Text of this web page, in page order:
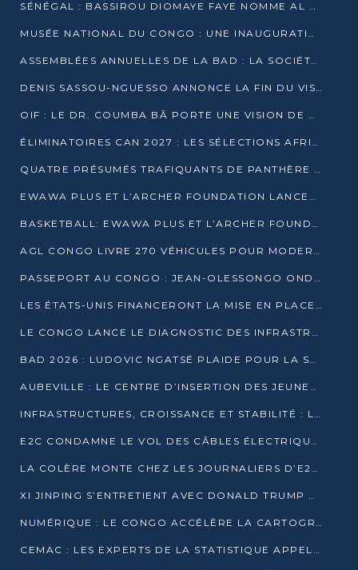
SÉNÉGAL : BASSIROU DIOMAYE FAYE NOMME AL AMINOU LÔ PREMIER MINISTRE
MUSÉE NATIONAL DU CONGO : UNE INAUGURATION PORTEUSE D’ESPOIR POUR LA CULTURE
ASSEMBLÉES ANNUELLES DE LA BAD : LA SOCIÉTÉ CIVILE CONGOLAISE À LA RECHERCHE DE PARTENAIRES POUR SES PROJETS
DENIS SASSOU-NGUESSO ANNONCE LA FIN DU VISA POUR LES AFRICAINS EN 2027
OIF : LE DR. COUMBA BÂ PORTE UNE VISION DE DIALOGUE, DE STABILITÉ ET DE RÉFORME À LA TÊTE
ÉLIMINATOIRES CAN 2027 : LES SÉLECTIONS AFRICAINES CONNAISSENT LEURS ADVERSAIRES
QUATRE PRÉSUMÉS TRAFIQUANTS DE PANTHÈRE ARRÊTÉS À EWO
EWAWA PLUS ET L’ARCHER FOUNDATION LANCENT UN CAMP DE BASKET POUR LES JEUNES À BRAZZAVILLE
BASKETBALL: EWAWA PLUS ET L’ARCHER FOUNDATION LANCENT UN CAMP POUR LES JEUNES
AGL CONGO LIVRE 270 VÉHICULES POUR MODERNISER LE TRANSPORT URBAIN
PASSEPORT AU CONGO : JEAN-OLESSONGO ONDAYE VEUT METTRE FIN AUX LENTEURS ADMINISTRATIVES
LES ÉTATS-UNIS FINANCERONT LA MISE EN PLACE DE JUSQU’À 50 CLINIQUES DE LUTTE CONTRE L’EBOLA
LE CONGO LANCE LE DIAGNOSTIC DES INFRASTRUCTURES SPORTIVES DU COMPLEXE DE KINTÉLÉ
BAD 2026 : LUDOVIC NGATSÉ PLAIDE POUR LA SOUVERAINETÉ FINANCIÈRE AFRICAINE
AUBEVILLE : LE CENTRE D’INSERTION DES JEUNES PRÊT À OUVRIR SES PORTES
INFRASTRUCTURES, CROISSANCE ET STABILITÉ : LA GUINÉE AFFÛTE SES AMBITIONS
E2C CONDAMNE LE VOL DES CÂBLES ÉLECTRIQUES APRÈS UNE VIDÉO VIRALE
LA COLÈRE MONTE CHEZ LES JOURNALIERS D’E2C QUI DÉNONCENT 20 ANS DE PRÉCARITÉ
XI JINPING S’ENTRETIENT AVEC DONALD TRUMP À BEIJING
NUMÉRIQUE : LE CONGO ACCÉLÈRE LA CARTOGRAPHIE DE SES INFRASTRUCTURES DIGITALES
CEMAC : LES EXPERTS DE LA STATISTIQUE APPELLENT À RENFORCER LA SÉCURISATION DES DONNÉES